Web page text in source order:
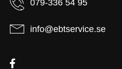
079-336 54 95
info@ebtservice.se